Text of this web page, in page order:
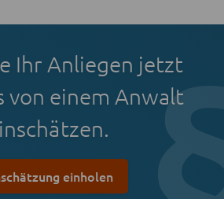
Ihr Anliegen jetzt
von einem Anwalt
einholen